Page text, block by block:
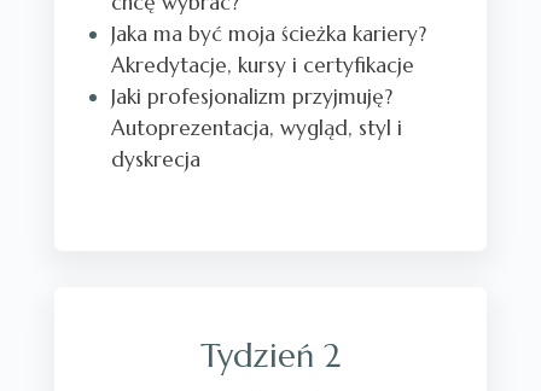
Jaka ma być moja ścieżka kariery?
Akredytacje, kursy i certyfikacje
Jaki profesjonalizm przyjmuję?
Autoprezentacja, wygląd, styl i
dyskrecja
Tydzień 2